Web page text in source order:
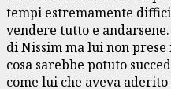
tempi estremamente
vendere tutto e
di Nissim ma lui non
cosa sarebbe potuto
come lui che aveva